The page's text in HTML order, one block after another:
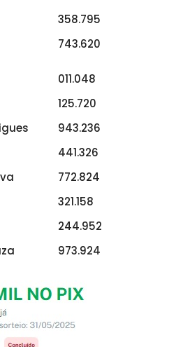
358.795
743.620
011.048
125.720
943.236
441.326
772.824
321.158
244.952
973.924